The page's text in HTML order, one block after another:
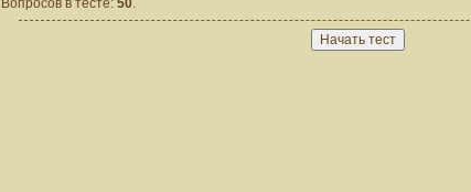
Вопросов в тесте: 50.